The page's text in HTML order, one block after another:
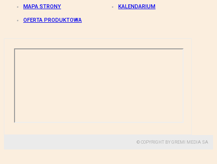
MAPA STRONY KALENDARIUM
OFERTA PRODUKTOWA
© COPYRIGHT BY GREMI MEDIA SA